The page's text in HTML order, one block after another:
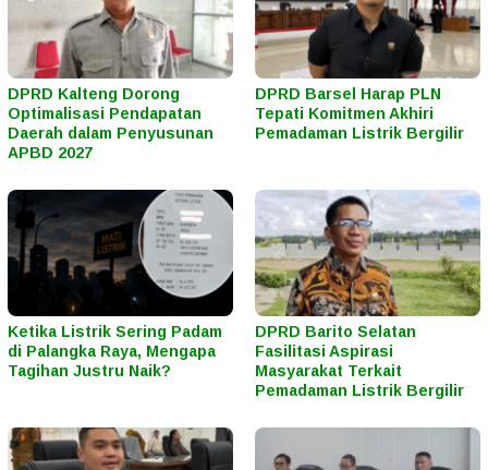
DPRD Kalteng Dorong
Optimalisasi Pendapatan
Daerah dalam Penyusunan
APBD 2027
DPRD Barsel Harap PLN
Tepati Komitmen Akhiri
Pemadaman Listrik Bergilir
Ketika Listrik Sering Padam
di Palangka Raya, Mengapa
Tagihan Justru Naik?
DPRD Barito Selatan
Fasilitasi Aspirasi
Masyarakat Terkait
Pemadaman Listrik Bergilir